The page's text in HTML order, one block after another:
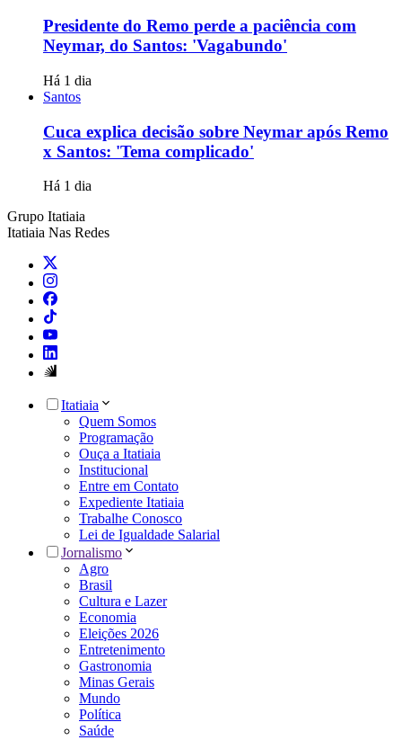
Presidente do Remo perde a paciência com
Neymar, do Santos: 'Vagabundo'
Há 1 dia
Santos
Cuca explica decisão sobre Neymar após Remo
x Santos: 'Tema complicado'
Há 1 dia
Grupo Itatiaia
Itatiaia Nas Redes
Itatiaia
Quem Somos
Programação
Ouça a Itatiaia
Institucional
Entre em Contato
Expediente Itatiaia
Trabalhe Conosco
Lei de Igualdade Salarial
Jornalismo
Agro
Brasil
Cultura e Lazer
Economia
Eleições 2026
Entretenimento
Gastronomia
Minas Gerais
Mundo
Política
Saúde